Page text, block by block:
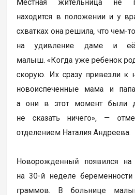
Местная жительница не
находится в положении и у
схватках она решила, что чем-
на удивление даме и
малыш. «Когда уже ребенок
скорую. Их сразу привезли к
новоиспеченные мама и
а они в этот момент были
не сказать ничего», —
отделением Наталия Андреева.
Новорожденный появился
на 30-й неделе
граммов. В больнице